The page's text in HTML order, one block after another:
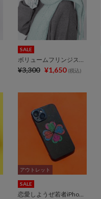
SALE
ボリュームフリンジストール
¥3,300 ¥1,650 (税込)
アウトレット
アウトレット
SALE
恋愛しようぜ若者iPhoneケース